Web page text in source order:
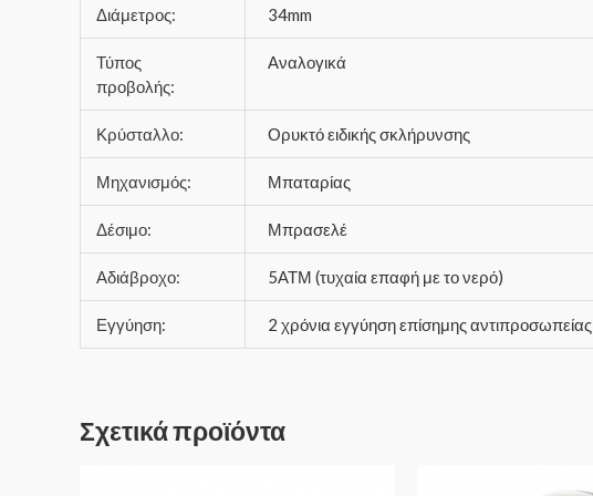
Διάμετρος: 34mm
Τύπος
προβολής:
Αναλογικά
Κρύσταλλο: Ορυκτό ειδικής σκλήρυνσης
Μηχανισμός: Μπαταρίας
Δέσιμο: Μπρασελέ
Αδιάβροχο: 5ΑΤΜ (τυχαία επαφή με το νερό)
Εγγύηση: 2 χρόνια εγγύηση επίσημης αντιπροσωπείας
Σχετικά προϊόντα